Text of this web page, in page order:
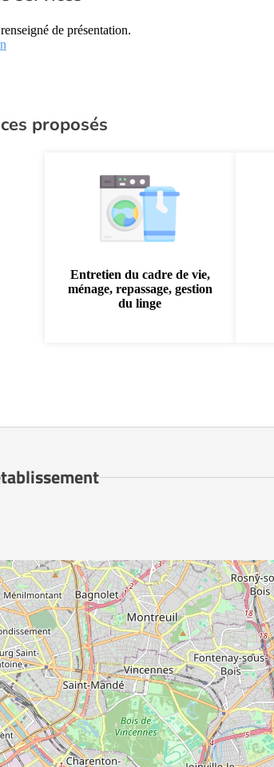
de présentation.
proposés
Entretien du cadre de vie,
ménage, repassage, gestion
du linge